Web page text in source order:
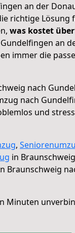
an der
richtige Lösung
was kostet
an
immer die
nach
nach
und
,
in
Braunschweig
Minuten